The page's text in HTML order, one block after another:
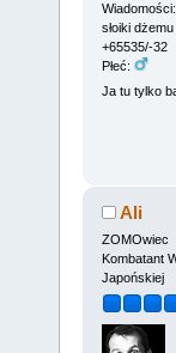
słoiki
+65535/-32
Płeć:
Ja tu tylko
Ali
ZOMOwiec
Kombatant
Japońskiej